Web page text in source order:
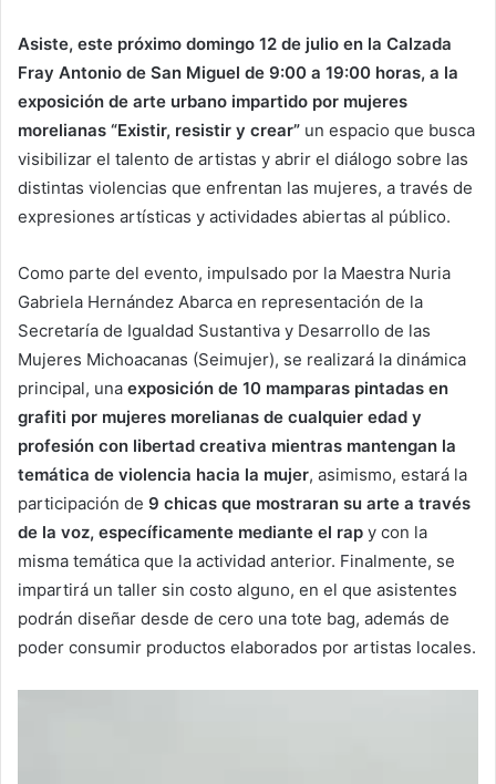
Asiste, este próximo domingo 12 de julio en la Calzada
Fray Antonio de San Miguel de 9:00 a 19:00 horas, a la
exposición de arte urbano impartido por mujeres
morelianas “Existir, resistir y crear” un espacio que busca
visibilizar el talento de artistas y abrir el diálogo sobre las
distintas violencias que enfrentan las mujeres, a través de
expresiones artísticas y actividades abiertas al público.
Como parte del evento, impulsado por la Maestra Nuria
Gabriela Hernández Abarca en representación de la
Secretaría de Igualdad Sustantiva y Desarrollo de las
Mujeres Michoacanas (Seimujer), se realizará la dinámica
principal, una exposición de 10 mamparas pintadas en
grafiti por mujeres morelianas de cualquier edad y
profesión con libertad creativa mientras mantengan la
temática de violencia hacia la mujer, asimismo, estará la
participación de 9 chicas que mostraran su arte a través
de la voz, específicamente mediante el rap y con la
misma temática que la actividad anterior. Finalmente, se
impartirá un taller sin costo alguno, en el que asistentes
podrán diseñar desde de cero una tote bag, además de
poder consumir productos elaborados por artistas locales.